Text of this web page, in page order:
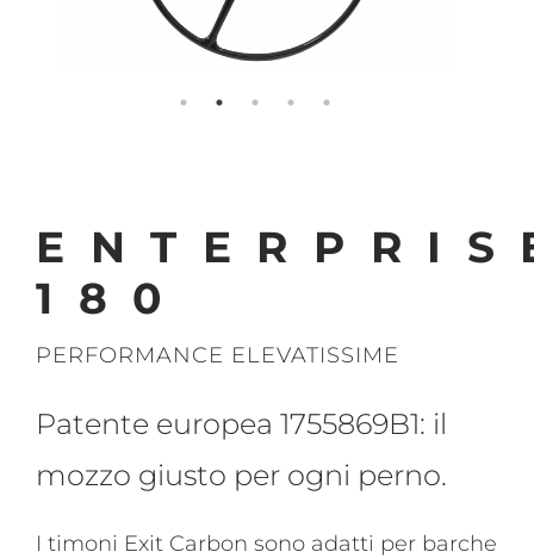
180
PERFORMANCE ELEVATISSIME
Patente europea 1755869B1: il
mozzo giusto per ogni perno.
I timoni Exit Carbon sono adatti per barche